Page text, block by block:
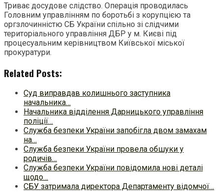
Триває досудове слідство. Операція проводилась
Головним управлінням по боротьбі з корупцією та
оргзлочинністю СБ України спільно зі слідчими
територіального управління ДБР у м. Києві під
процесуальним керівництвом Київської міської
прокуратури.
Related Posts:
Суд виправдав колишнього заступника
начальника…
Начальника відділення Дарницького управління
поліції…
Служба безпеки України запобігла двом замахам
на…
Служба безпеки України провела обшуки у
родичів…
Служба безпеки України повідомила нові деталі
щодо…
СБУ затримала директора Департаменту відомчої…